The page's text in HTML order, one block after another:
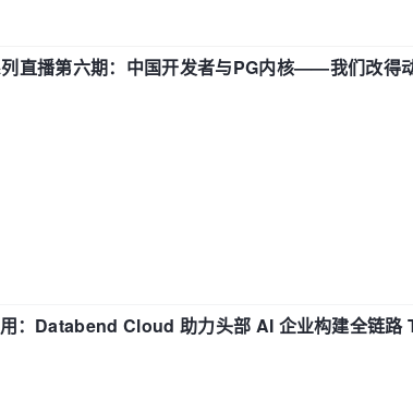
直播第六期：中国开发者与PG内核——我们改得
：Databend Cloud 助力头部 AI 企业构建全链路